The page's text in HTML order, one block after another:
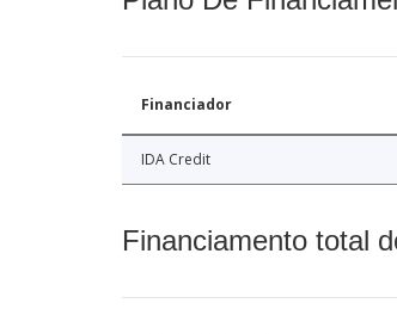
Financiador
IDA Credit
Financiamento total